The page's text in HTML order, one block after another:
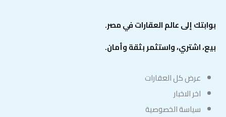
بوابتك إلى عالم العقارات في مصر.
بيع، اشتري، واستثمر بثقة وأمان.
عرض كل العقارات
اخر الاخبار
سياسة الخصوصية